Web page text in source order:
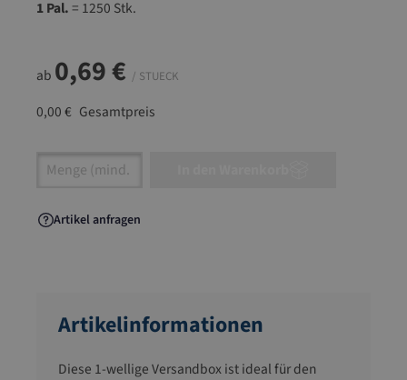
1 Pal.= 1250 Stk.
ab 0,69 € / STUECK
0,00 € Gesamtpreis
Artikel Anzahl: Gib den gewünschten Wert
Artikel anfragen
Artikelinformationen
Diese 1-wellige Versandbox ist ideal für den